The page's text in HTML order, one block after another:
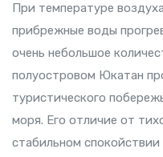
При температуре
прибрежные воды
очень небольшое
полуостровом Юкатан
туристического
моря. Его отличие от
стабильном